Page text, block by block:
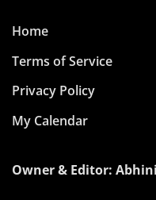
Home
Terms of Service
Privacy Policy
My Calendar
Owner & Editor: